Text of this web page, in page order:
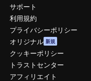
サポート
利用規約
プライバシーポリシー
オリジナル 新規
クッキーポリシー
トラストセンター
アフィリエイト